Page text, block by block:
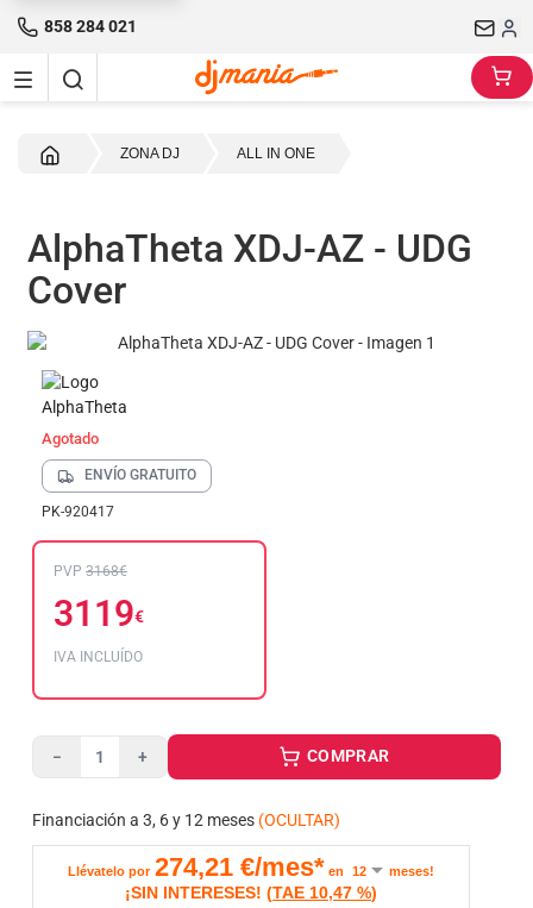
858 284 021
ZONA DJ ALL IN ONE
AlphaTheta XDJ-AZ - UDG
Cover
Agotado
ENVÍO GRATUITO
PK-920417
PVP 3168€
3119€
IVA INCLUÍDO
− + COMPRAR
Financiación a 3, 6 y 12 meses (OCULTAR)
Llévatelo por 274,21 €/mes* en meses!
¡SIN INTERESES! (TAE 10,47 %)